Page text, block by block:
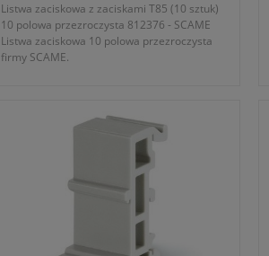
Listwa zaciskowa z zaciskami T85 (10 sztuk)
10 polowa przezroczysta 812376 - SCAME
Listwa zaciskowa 10 polowa przezroczysta
firmy SCAME.
- średnica otworu na przewód 6mm²
- napięcie znamionowe 450V
- waga kpl ~ 400g
- gwarancja 1 rok lub dłużej zgodnie z